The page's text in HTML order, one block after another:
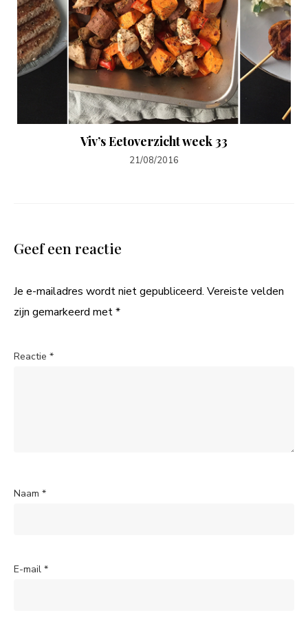
Viv’s Eetoverzicht week 33
21/08/2016
Geef een reactie
Je e-mailadres wordt niet gepubliceerd. Vereiste velden
zijn gemarkeerd met*
Reactie *
Naam *
E-mail *